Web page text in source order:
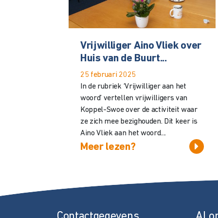
Vrijwilliger Aino Vliek over
Huis van de Buurt...
25 februari 2025
In de rubriek ‘Vrijwilliger aan het
woord’ vertellen vrijwilligers van
Koppel-Swoe over de activiteit waar
ze zich mee bezighouden. Dit keer is
Aino Vliek aan het woord....
Meer lezen?